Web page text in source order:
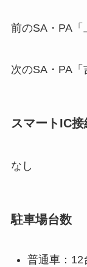
前のSA・PA
次のSA・PA
スマートIC接
なし
駐車場台数
普通車：12